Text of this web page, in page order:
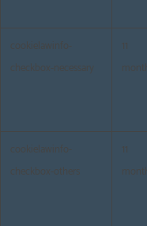
cookielawinfo-
checkbox-necessary
11
months
cookielawinfo-
checkbox-others
11
months